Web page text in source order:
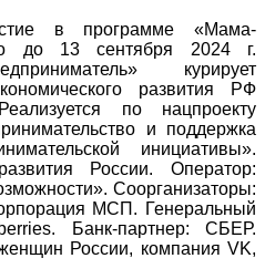
в программе «Мама-
до 13 сентября 2024 г.
курирует
развития РФ
по нацпроекту
и поддержка
инициативы».
России. Оператор:
Соорганизаторы:
МСП. Генеральный
Банк-партнер: СБЕР.
России, компания VK,